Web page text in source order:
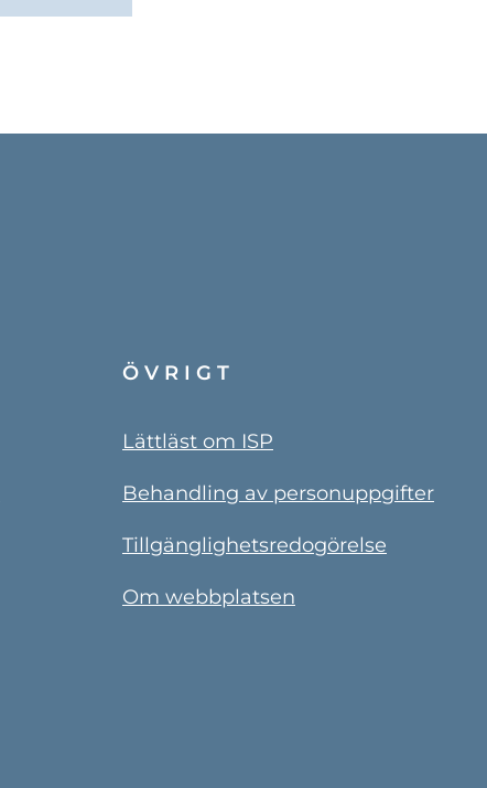
ÖVRIGT
Lättläst om ISP
Behandling av personuppgifter
Tillgänglighetsredogörelse
Om webbplatsen